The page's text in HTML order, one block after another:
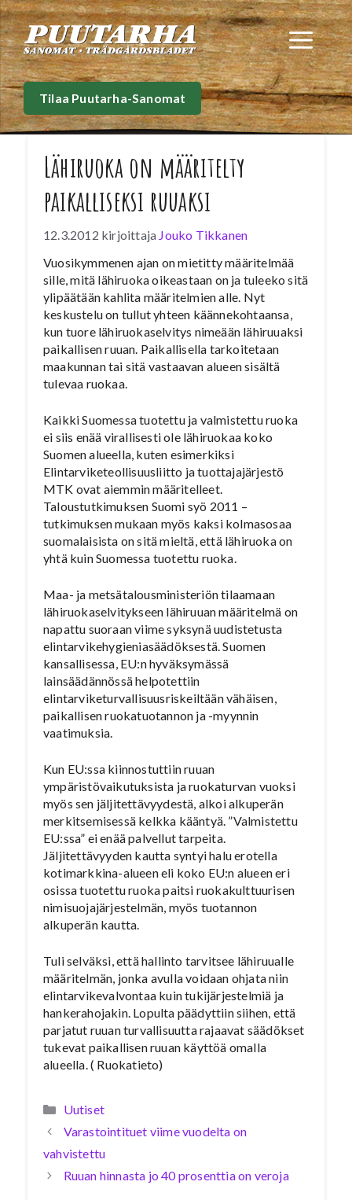
Siirry
sisältöön
Tilaa Puutarha-Sanomat
Lähiruoka on määritelty
paikalliseksi ruuaksi
12.3.2012 kirjoittaja Jouko Tikkanen
Vuosikymmenen ajan on mietitty määritelmää
sille, mitä lähiruoka oikeastaan on ja tuleeko sitä
ylipäätään kahlita määritelmien alle. Nyt
keskustelu on tullut yhteen käännekohtaansa,
kun tuore lähiruokaselvitys nimeään lähiruuaksi
paikallisen ruuan. Paikallisella tarkoitetaan
maakunnan tai sitä vastaavan alueen sisältä
tulevaa ruokaa.
Kaikki Suomessa tuotettu ja valmistettu ruoka
ei siis enää virallisesti ole lähiruokaa koko
Suomen alueella, kuten esimerkiksi
Elintarviketeollisuusliitto ja tuottajajärjestö
MTK ovat aiemmin määritelleet.
Taloustutkimuksen Suomi syö 2011 –
tutkimuksen mukaan myös kaksi kolmasosaa
suomalaisista on sitä mieltä, että lähiruoka on
yhtä kuin Suomessa tuotettu ruoka.
Maa- ja metsätalousministeriön tilaamaan
lähiruokaselvitykseen lähiruuan määritelmä on
napattu suoraan viime syksynä uudistetusta
elintarvikehygieniasäädöksestä. Suomen
kansallisessa, EU:n hyväksymässä
lainsäädännössä helpotettiin
elintarviketurvallisuusriskeiltään vähäisen,
paikallisen ruokatuotannon ja -myynnin
vaatimuksia.
Kun EU:ssa kiinnostuttiin ruuan
ympäristövaikutuksista ja ruokaturvan vuoksi
myös sen jäljitettävyydestä, alkoi alkuperän
merkitsemisessä kelkka kääntyä. ”Valmistettu
EU:ssa” ei enää palvellut tarpeita.
Jäljitettävyyden kautta syntyi halu erotella
kotimarkkina-alueen eli koko EU:n alueen eri
osissa tuotettu ruoka paitsi ruokakulttuurisen
nimisuojajärjestelmän, myös tuotannon
alkuperän kautta.
Tuli selväksi, että hallinto tarvitsee lähiruualle
määritelmän, jonka avulla voidaan ohjata niin
elintarvikevalvontaa kuin tukijärjestelmiä ja
hankerahojakin. Lopulta päädyttiin siihen, että
parjatut ruuan turvallisuutta rajaavat säädökset
tukevat paikallisen ruuan käyttöä omalla
alueella. ( Ruokatieto)
Kategoriat
Uutiset
Varastointituet viime vuodelta on
vahvistettu
Ruuan hinnasta jo 40 prosenttia on veroja